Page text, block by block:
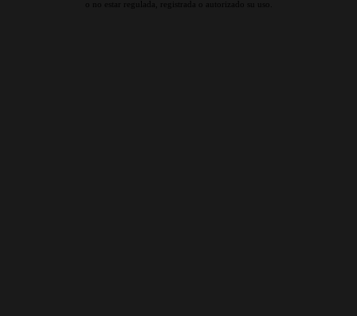
o no estar regulada, registrada o autorizado su uso.